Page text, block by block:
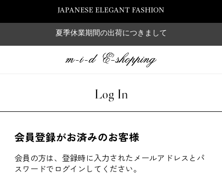
JAPANESE ELEGANT FASHION
夏季休業期間の出荷につきまして
Log In
会員登録がお済みのお客様
会員の方は、登録時に入力されたメールアドレスとパ
スワードでログインしてください。